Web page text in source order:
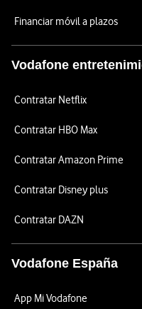
Financiar móvil a plazos
Vodafone
Contratar Netflix
Contratar HBO Max
Contratar Amazon Prime
Contratar Disney plus
Contratar DAZN
Vodafone España
App Mi Vodafone